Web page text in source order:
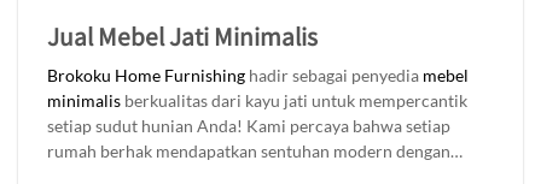
Jual Mebel Jati Minimalis
Brokoku Home Furnishing hadir sebagai penyedia mebel
minimalis berkualitas dari kayu jati untuk mempercantik
setiap sudut hunian Anda! Kami percaya bahwa setiap
rumah berhak mendapatkan sentuhan modern dengan